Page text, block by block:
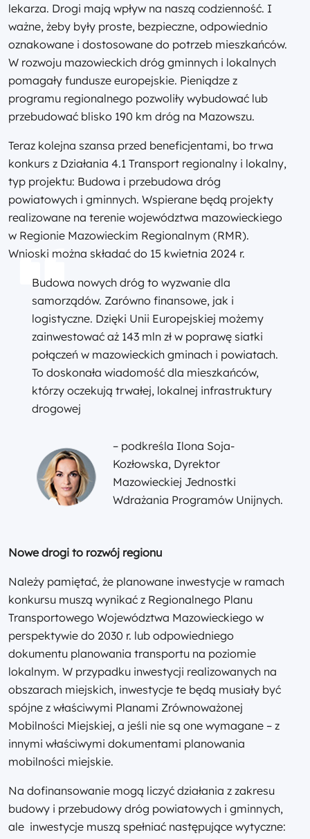
lekarza. Drogi mają wpływ na naszą codzienność. I
ważne, żeby były proste, bezpieczne, odpowiednio
oznakowane i dostosowane do potrzeb mieszkańców.
W rozwoju mazowieckich dróg gminnych i lokalnych
pomagały fundusze europejskie. Pieniądze z
programu regionalnego pozwoliły wybudować lub
przebudować blisko 190 km dróg na Mazowszu.
Teraz kolejna szansa przed beneficjentami, bo trwa
konkurs z Działania 4.1 Transport regionalny i lokalny,
typ projektu: Budowa i przebudowa dróg
powiatowych i gminnych. Wspierane będą projekty
realizowane na terenie województwa mazowieckiego
w Regionie Mazowieckim Regionalnym (RMR).
Wnioski można składać do 15 kwietnia 2024 r.
Budowa nowych dróg to wyzwanie dla
samorządów. Zarówno finansowe, jak i
logistyczne. Dzięki Unii Europejskiej możemy
zainwestować aż 143 mln zł w poprawę siatki
połączeń w mazowieckich gminach i powiatach.
To doskonała wiadomość dla mieszkańców,
którzy oczekują trwałej, lokalnej infrastruktury
drogowej
– podkreśla Ilona Soja-
Kozłowska, Dyrektor
Mazowieckiej Jednostki
Wdrażania Programów Unijnych.
Nowe drogi to rozwój regionu
Należy pamiętać, że planowane inwestycje w ramach
konkursu muszą wynikać z Regionalnego Planu
Transportowego Województwa Mazowieckiego w
perspektywie do 2030 r. lub odpowiedniego
dokumentu planowania transportu na poziomie
lokalnym. W przypadku inwestycji realizowanych na
obszarach miejskich, inwestycje te będą musiały być
spójne z właściwymi Planami Zrównoważonej
Mobilności Miejskiej, a jeśli nie są one wymagane – z
innymi właściwymi dokumentami planowania
mobilności miejskie.
Na dofinansowanie mogą liczyć działania z zakresu
budowy i przebudowy dróg powiatowych i gminnych,
ale inwestycje muszą spełniać następujące wytyczne: